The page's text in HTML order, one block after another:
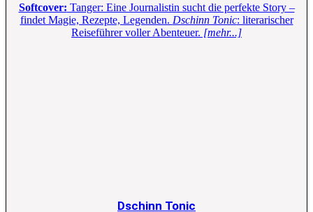
Softcover: Tanger: Eine Journalistin sucht die perfekte Story –
findet Magie, Rezepte, Legenden. Dschinn Tonic: literarischer
Reiseführer voller Abenteuer. [mehr...]
Dschinn Tonic